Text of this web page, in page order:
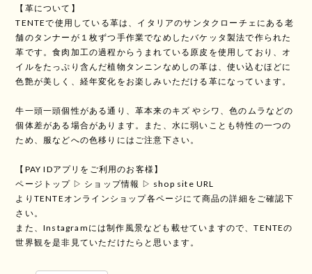
【革について】
TENTEで使用している革は、イタリアのサンタクローチェにある老
舗のタンナーが１枚ずつ手作業でなめしたバケッタ製法で作られた
革です。食肉加工の過程からうまれている原皮を使用しており、オ
イルをたっぷり含んだ植物タンニンなめしの革は、使い込むほどに
色艶が美しく、経年変化をお楽しみいただける革になっています。
牛一頭一頭個性がある通り、革本来のキズ やシワ、色のムラなどの
個体差がある場合があります。また、水に弱いことも特性の一つの
ため、服などへの色移りにはご注意下さい。
【PAY IDアプリをご利用のお客様】
ページトップ ▷ ショップ情報 ▷ shop site URL
よりTENTEオンラインショップ各ページにて商品の詳細をご確認下
さい。
また、Instagramには制作風景なども載せていますので、TENTEの
世界観を是非見ていただけたらと思います。